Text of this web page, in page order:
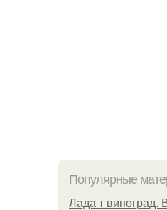
Популярные
Лада т виноград.